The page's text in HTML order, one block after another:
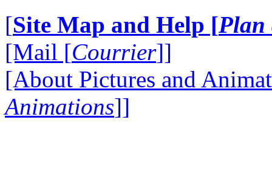
[Site Map and Help [Plan
[Mail [Courrier]]
[About Pictures and
Animations]]